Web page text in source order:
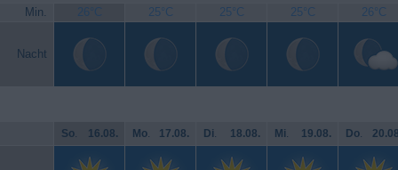
Min. 26°C 25°C 25°C 25°C 26°C
Nacht
So. 16.08. Mo. 17.08. Di. 18.08. Mi. 19.08. Do.